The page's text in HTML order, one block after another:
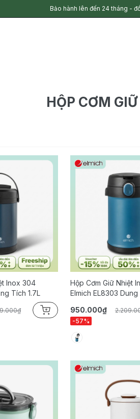
Bảo hành lên đến 24 tháng -
HỘP CƠM
Inox 304
Tích 1.7L
Hộp Cơm Giữ Nhiệt
Elmich EL8303
950.000₫
-57%